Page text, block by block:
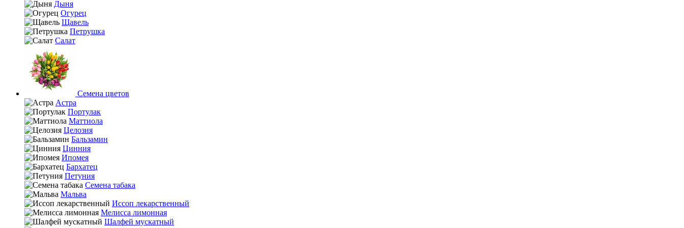
Дыня
Огурец
Щавель
Петрушка
Салат
Семена цветов
Астра
Портулак
Маттиола
Целозия
Бальзамин
Цинния
Ипомея
Бархатец
Петуния
Семена табака
Мальва
Иссоп лекарственный
Мелисса лимонная
Шалфей мускатный